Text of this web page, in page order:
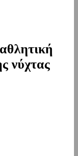
νύχτας